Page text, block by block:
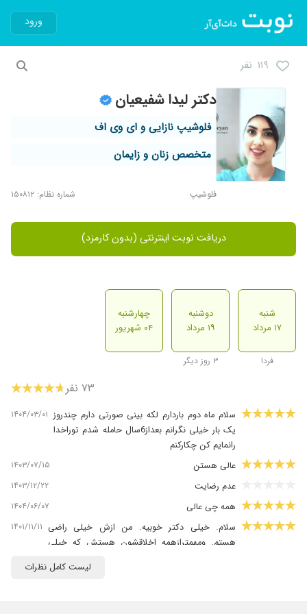
ورود
۱۱۹ نفر
دکتر لیدا شفیعیان
فلوشیپ نازایی و ای وی اف
متخصص زنان و زایمان
فلوشیپ شماره نظام: ۱۵۰۸۱۲
دریافت نوبت اینترنتی (بدون کارمزد)
شنبه
۱۷ مرداد
فردا
دوشنبه
۱۹ مرداد
۳ روز دیگر
چهارشنبه
۰۴ شهریور
۷۳ نفر
سلام ماه دوم باردارم لکه بینی صورتی دارم چندروز
یک بار خیلی نگرانم بعداز6سال حامله شدم توراخدا
رانمایم کن چکارکنم
۱۴۰۴/۰۳/۰۱
عالی هستن ۱۴۰۳/۰۷/۱۵
عدم رضایت ۱۴۰۳/۱۲/۲۲
همه چی عالی ۱۴۰۴/۰۶/۰۷
سلام. خیلی دکتر خوبیه. من ازش خیلی راضی
هستم. ومهمترازهمه اخلاقشون هستش که خیلی
۱۴۰۱/۱۱/۱۱
لیست کامل نظرات